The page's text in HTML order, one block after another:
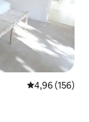
4,96 de uma
4,96 (156)